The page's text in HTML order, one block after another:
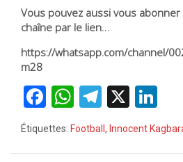
Vous pouvez aussi vous
chaîne par le lien…
https://whatsapp.com/channel/
m28
F
a
ce
W
h
at
T
el
e
X
n
ke
Étiquettes: Football , Innocent